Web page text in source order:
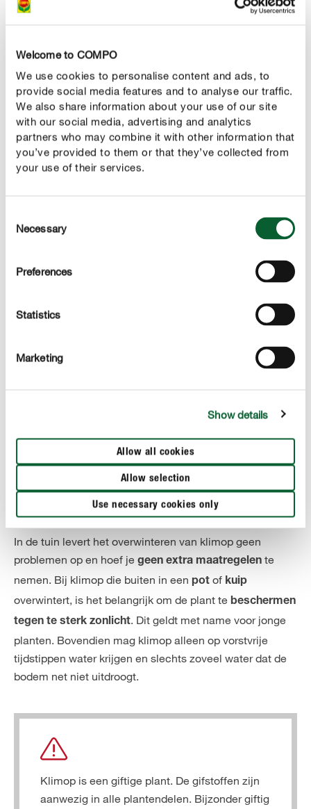
Welcome to COMPO
We use cookies to personalise content and ads, to
provide social media features and to analyse our traffic.
We also share information about your use of our site
with our social media, advertising and analytics
partners who may combine it with other information that
you’ve provided to them or that they’ve collected from
your use of their services.
Selection
Necessary
Preferences
Statistics
Marketing
Show details
Allow all cookies
Allow selection
Use necessary cookies only
klimop op de lange duur niet.
Arme grond in de tuin kan je verbeteren door
toe te voegen of door te bemesten met onze langzaam
werkende meststof voor coniferen. Zo waarborg je de
toevoer van voldoende voedingsstoffen. Voor klimop als
potplant , zowel in huis als op het terras, bevelen we
regelmatige bemesting met onze meststof voor groene
planten en palmen aan. Het is voldoende om deze
inlassenen zes tot acht weken geen meststof geven.
De eerste jaren groeit klimop relatief weinig, zodat in die
vormsnoei nodig is. Na enige tijd heeft klimop echter de
moet jeabsoluut snoeien, omdat de klimop zich
juli en augustus,
Bij oudere klimopplanten kan nog een keer snoeien in
oktober of april nodig zijn. Radicaal snoeien mag
je echter alleen doen tijdens de winterrust.
In de tuin levert het overwinteren van klimop geen
problemen op en hoef je geen extra maatregelen te
nemen. Bij klimop die buiten in een pot of kuip
overwintert, is het belangrijk om de plant te beschermen
tegen te sterk zonlicht. Dit geldt met name voor jonge
planten. Bovendien mag klimop alleen op vorstvrije
tijdstippen water krijgen en slechts zoveel water dat de
bodem net niet uitdroogt.
Klimop is een giftige plant. De gifstoffen zijn
aanwezig in alle plantendelen. Bijzonder giftig